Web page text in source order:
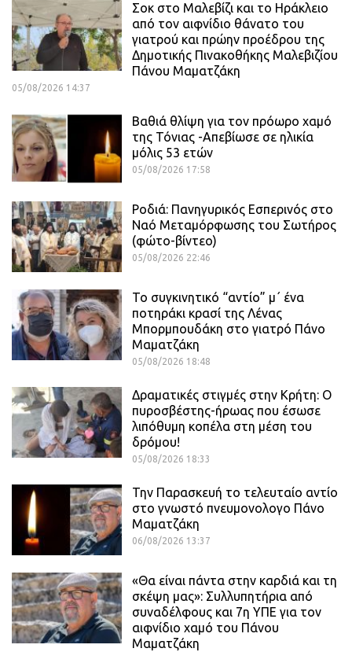
Σοκ στο Μαλεβίζι και το Ηράκλειο
από τον αιφνίδιο θάνατο του
γιατρού και πρώην προέδρου της
Δημοτικής Πινακοθήκης Μαλεβιζίου
Πάνου Μαματζάκη
05/08/2026 14:37
Βαθιά θλίψη για τον πρόωρο χαμό
της Τόνιας -Απεβίωσε σε ηλικία
μόλις 53 ετών
05/08/2026 17:58
Ροδιά: Πανηγυρικός Εσπερινός στο
Ναό Μεταμόρφωσης του Σωτήρος
(φώτο-βίντεο)
05/08/2026 22:46
Το συγκινητικό “αντίο” μ΄ ένα
ποτηράκι κρασί της Λένας
Μπορμπουδάκη στο γιατρό Πάνο
Μαματζάκη
05/08/2026 18:48
Δραματικές στιγμές στην Κρήτη: Ο
πυροσβέστης-ήρωας που έσωσε
λιπόθυμη κοπέλα στη μέση του
δρόμου!
05/08/2026 18:33
Την Παρασκευή το τελευταίο αντίο
στο γνωστό πνευμονολογο Πάνο
Μαματζάκη
06/08/2026 13:37
«Θα είναι πάντα στην καρδιά και τη
σκέψη μας»: Συλλυπητήρια από
συναδέλφους και 7η ΥΠΕ για τον
αιφνίδιο χαμό του Πάνου
Μαματζάκη